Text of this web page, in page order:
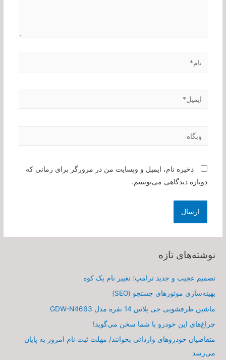
نام*
ایمیل*
وبگاه
ذخیره نام، ایمیل و وبسایت من در مرورگر برای زمانی که
دوباره دیدگاهی می‌نویسم.
نوشته‌های تازه
تصمیم عجیب و جدید ترامپ؛ تغییر نام یک کوه
بهینه‌سازی موتورهای جستجو (SEO)
ماشین ظرفشویی جی پلاس 14 نفره مدل GDW-N4663
چراغ‌های این خودرو با شما سخن می‌گوید!
متقاضیان خودروهای وارداتی بخوانند/ مهلت ثبت نام امروز به پایان
می‌رسد